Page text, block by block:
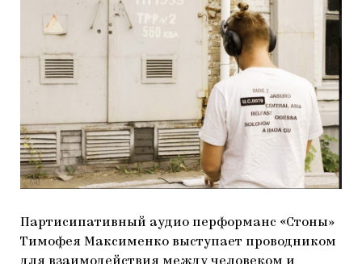
Партисипативный аудио перформанс «Стоны»
Тимофея Максименко выступает проводником
для взаимодействия между человеком и